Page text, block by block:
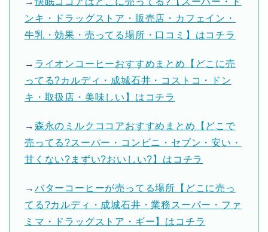
ンキ・ドラッグストア・販売店・カフェイン・
牛乳・効果・売ってる場所・口コミ】はコチラ
→ ライオンコーヒーおすすめまとめ【どこに売
ってる?カルディ・成城石井・コストコ・ドン
キ・取扱店・美味しい】はコチラ
→ 森永のミルクココアおすすめまとめ【どこで
売ってる?スーパー・コンビニ・セブン・安い・
甘くない?まずい?おいしい?】はコチラ
→ バターコーヒーが売ってる場所【どこに売っ
てる?カルディ・成城石井・業務スーパー・ファ
ミマ・ドラッグストア・ギー】はコチラ